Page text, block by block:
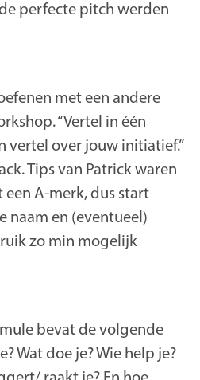
perfecte pitch werden
met een andere
“Vertel in één
vertel over jouw initiatief.”
Tips van Patrick waren
A-merk, dus start
en (eventueel)
zo min mogelijk
bevat de volgende
Wat doe je? Wie help je?